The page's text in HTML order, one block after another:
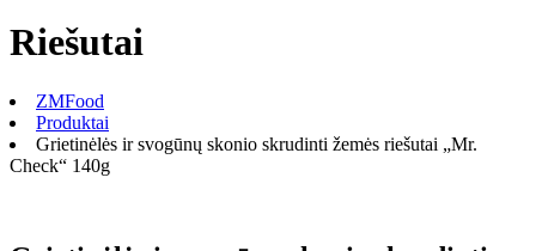
Riešutai
ZMFood
Produktai
Grietinėlės ir svogūnų skonio skrudinti žemės riešutai „Mr.
Check“ 140g